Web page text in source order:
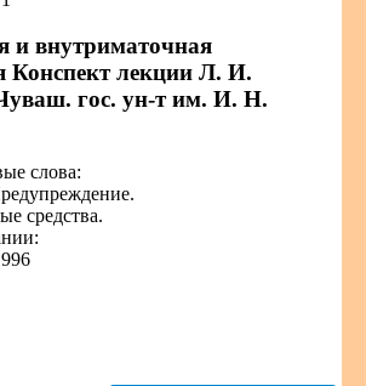
и внутриматочная
Конспект лекции Л. И.
гос. ун-т им. И. Н.
слова:
средства.